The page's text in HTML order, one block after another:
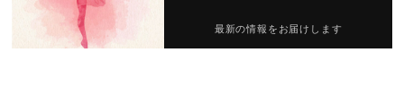
最新の情報をお届けします